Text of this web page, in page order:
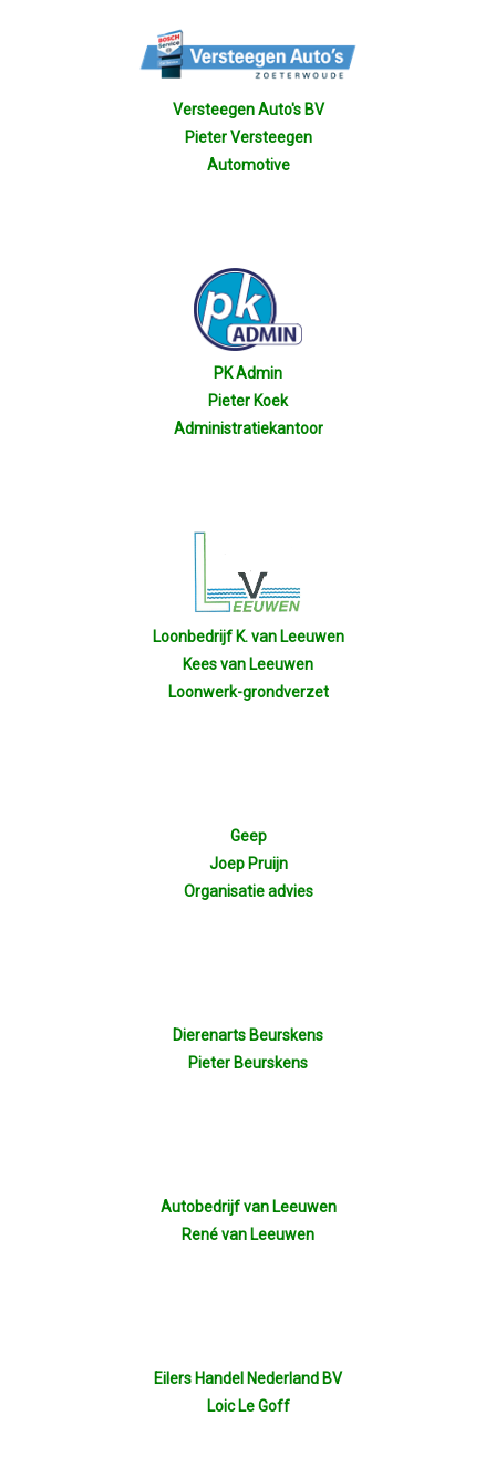
Versteegen Auto's BV
Pieter Versteegen
Automotive
PK Admin
Pieter Koek
Administratiekantoor
Loonbedrijf K. van Leeuwen
Kees van Leeuwen
Loonwerk-grondverzet
Geep
Joep Pruijn
Organisatie advies
Dierenarts Beurskens
Pieter Beurskens
Autobedrijf van Leeuwen
René van Leeuwen
Eilers Handel Nederland BV
Loic Le Goff